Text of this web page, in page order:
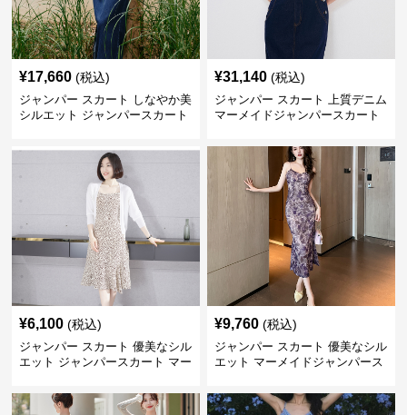
¥17,660 (税込)
ジャンパー スカート しなやか美
シルエット ジャンパースカート
¥31,140 (税込)
ジャンパー スカート 上質デニム
マーメイドジャンパースカート
¥6,100 (税込)
ジャンパー スカート 優美なシル
エット ジャンパースカート マー
¥9,760 (税込)
ジャンパー スカート 優美なシル
エット マーメイドジャンパース